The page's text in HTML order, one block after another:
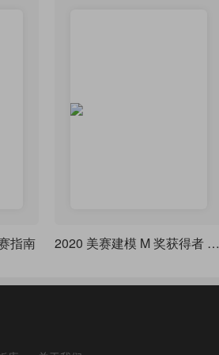
指南 2020 美赛建模 M 奖获得者 - LaTeX 排版作品 - 第二弹